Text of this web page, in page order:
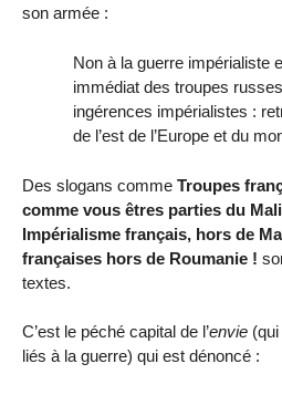
son armée :
Non à la guerre impérialiste
immédiat des troupes
ingérences impérialistes :
de l’est de l’Europe et du
Des slogans comme Troupes
comme vous êtres parties du
Impérialisme français, hors de
françaises hors de Roumanie !
textes.
C’est le péché capital de l’envie
liés à la guerre) qui est dénoncé :